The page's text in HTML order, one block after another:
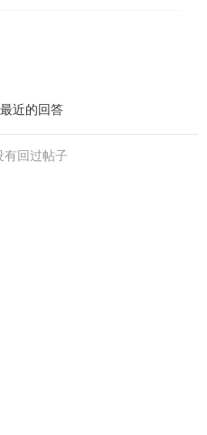
近的回答
回过帖子